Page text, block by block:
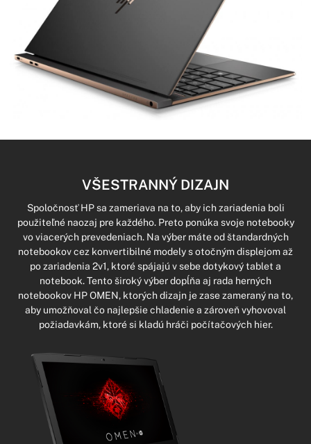
VŠESTRANNÝ DIZAJN
Spoločnosť HP sa zameriava na to, aby ich zariadenia boli
použiteľné naozaj pre každého. Preto ponúka svoje notebooky
vo viacerých prevedeniach. Na výber máte od štandardných
notebookov cez konvertibilné modely s otočným displejom až
po zariadenia 2v1, ktoré spájajú v sebe dotykový tablet a
notebook. Tento široký výber dopĺňa aj rada herných
notebookov HP OMEN, ktorých dizajn je zase zameraný na to,
aby umožňoval čo najlepšie chladenie a zároveň vyhovoval
požiadavkám, ktoré si kladú hráči počítačových hier.